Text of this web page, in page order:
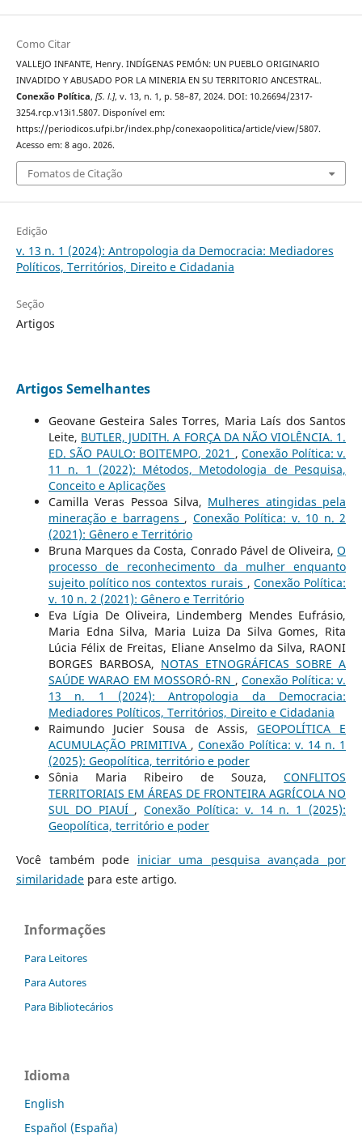
Como Citar
VALLEJO INFANTE, Henry. INDÍGENAS PEMÓN: UN PUEBLO ORIGINARIO
INVADIDO Y ABUSADO POR LA MINERIA EN SU TERRITORIO ANCESTRAL.
Conexão Política, [S. l.], v. 13, n. 1, p. 58–87, 2024. DOI: 10.26694/2317-
3254.rcp.v13i1.5807. Disponível em:
https://periodicos.ufpi.br/index.php/conexaopolitica/article/view/5807.
Acesso em: 8 ago. 2026.
Fomatos de Citação
Edição
v. 13 n. 1 (2024): Antropologia da Democracia: Mediadores
Políticos, Territórios, Direito e Cidadania
Seção
Artigos
Artigos Semelhantes
Geovane Gesteira Sales Torres, Maria Laís dos Santos
Leite, BUTLER, JUDITH. A FORÇA DA NÃO VIOLÊNCIA. 1.
ED. SÃO PAULO: BOITEMPO, 2021 ,Conexão Política: v.
11 n. 1 (2022): Métodos, Metodologia de Pesquisa,
Conceito e Aplicações
Camilla Veras Pessoa Silva, Mulheres atingidas pela
mineração e barragens , Conexão Política: v. 10 n. 2
(2021): Gênero e Território
Bruna Marques da Costa, Conrado Pável de Oliveira,O
processo de reconhecimento da mulher enquanto
sujeito político nos contextos rurais ,Conexão Política:
v. 10 n. 2 (2021): Gênero e Território
Eva Lígia De Oliveira, Lindemberg Mendes Eufrásio,
Maria Edna Silva, Maria Luiza Da Silva Gomes, Rita
Lúcia Félix de Freitas, Eliane Anselmo da Silva, RAONI
BORGES BARBOSA, NOTAS ETNOGRÁFICAS SOBRE A
SAÚDE WARAO EM MOSSORÓ-RN ,Conexão Política: v.
13 n. 1 (2024): Antropologia da Democracia:
Mediadores Políticos, Territórios, Direito e Cidadania
Raimundo Jucier Sousa de Assis, GEOPOLÍTICA E
ACUMULAÇÃO PRIMITIVA ,Conexão Política: v. 14 n. 1
(2025): Geopolítica, território e poder
Sônia Maria Ribeiro de Souza,CONFLITOS
TERRITORIAIS EM ÁREAS DE FRONTEIRA AGRÍCOLA NO
SUL DO PIAUÍ ,Conexão Política: v. 14 n. 1 (2025):
Geopolítica, território e poder
Você também pode iniciar uma pesquisa avançada por
similaridadepara este artigo.
Informações
Para Leitores
Para Autores
Para Bibliotecários
Idioma
English
Español (España)